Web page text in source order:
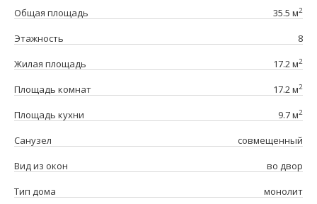
Общая площадь
35.5 м2
Этажность
8
Жилая площадь
17.2 м2
Площадь комнат 17.2 м2
Площадь кухни 9.7 м2
Санузел
совмещенный
Вид из окон
во двор
Тип дома
монолит